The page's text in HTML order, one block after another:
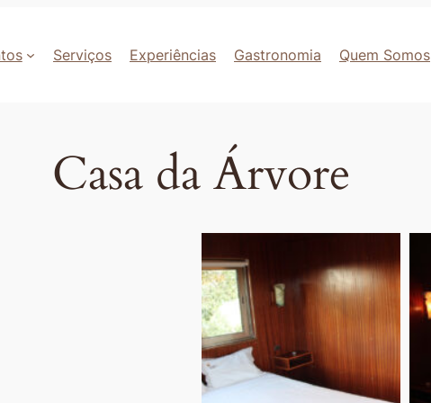
Serviços Experiências Gastronomia Quem Somos
Casa da Árvore